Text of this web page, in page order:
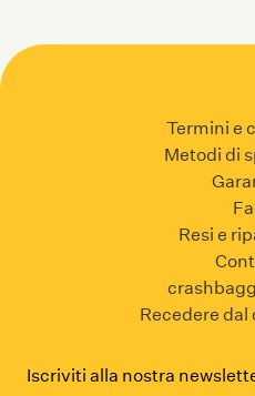
Termini e
Metodi di
Resi e
Recedere
Iscriviti alla nostra